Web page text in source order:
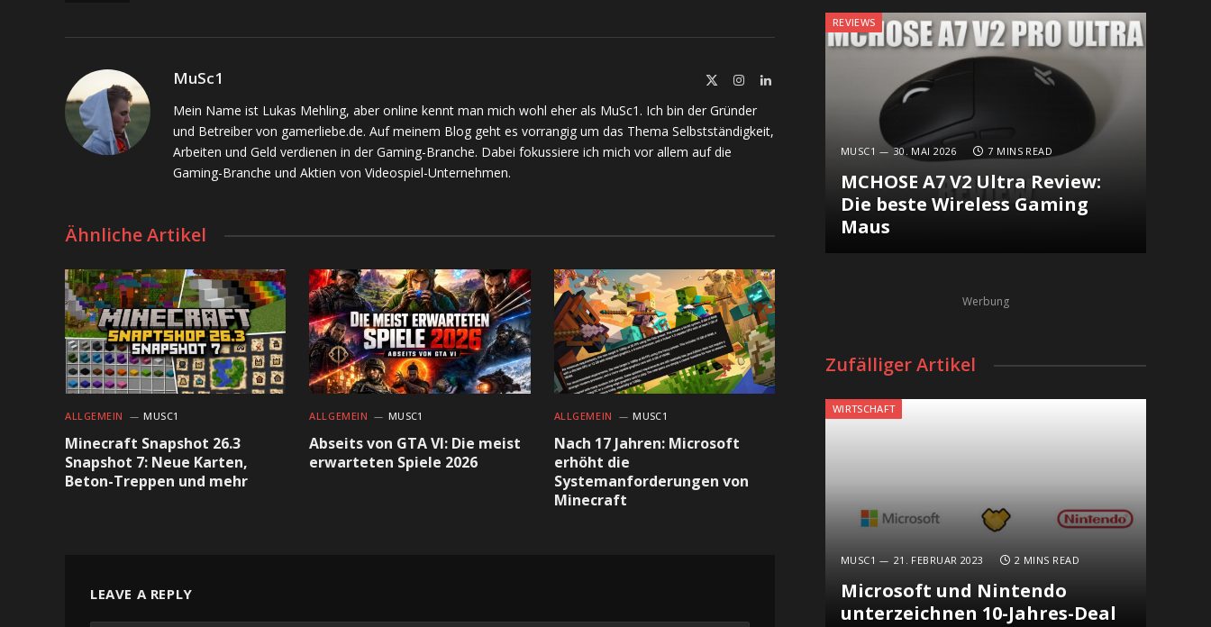
MuSc1 InstagramLinkedIn
Mein Name ist Lukas Mehling, aber online kennt man mich wohl eher als MuSc1. Ich bin der Gründer
und Betreiber von gamerliebe.de. Auf meinem Blog geht es vorrangig um das Thema Selbstständigkeit,
Arbeiten und Geld verdienen in der Gaming-Branche. Dabei fokussiere ich mich vor allem auf die
Gaming-Branche und Aktien von Videospiel-Unternehmen.
Ähnliche Artikel
ALLGEMEIN MUSC1
Minecraft Snapshot 26.3
Snapshot 7: Neue Karten,
Beton-Treppen und mehr
ALLGEMEIN MUSC1
Abseits von GTA VI: Die meist
erwarteten Spiele 2026
ALLGEMEIN MUSC1
Nach 17 Jahren: Microsoft
erhöht die
Systemanforderungen von
Minecraft
LEAVE A REPLY
REVIEWS
MUSC1 30. MAI 2026 7 MINS READ
MCHOSE A7 V2 Ultra Review:
Die beste Wireless Gaming
Maus
Werbung
Zufälliger Artikel
WIRTSCHAFT
MUSC1 21. FEBRUAR 2023 2 MINS READ
Microsoft und Nintendo
unterzeichnen 10-Jahres-Deal